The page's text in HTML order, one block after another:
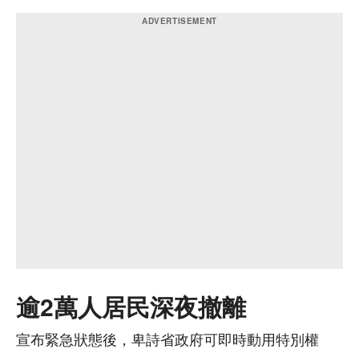
逾2萬人居民深夜撤離
宣布緊急狀態後，卑詩省政府可即時動用特別權